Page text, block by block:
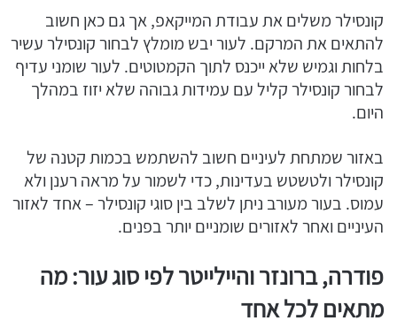
קונסילר משלים את עבודת המייקאפ, אך גם כאן חשוב
להתאים את המרקם. לעור יבש מומלץ לבחור קונסילר עשיר
בלחות וגמיש שלא ייכנס לתוך הקמטוטים. לעור שומני עדיף
לבחור קונסילר קליל עם עמידות גבוהה שלא יזוז במהלך
היום.
באזור שמתחת לעיניים חשוב להשתמש בכמות קטנה של
קונסילר ולטשטש בעדינות, כדי לשמור על מראה רענן ולא
עמוס. בעור מעורב ניתן לשלב בין סוגי קונסילר – אחד לאזור
העיניים ואחר לאזורים שומניים יותר בפנים.
פודרה, ברונזר והיילייטר לפי סוג עור: מה
מתאים לכל אחד